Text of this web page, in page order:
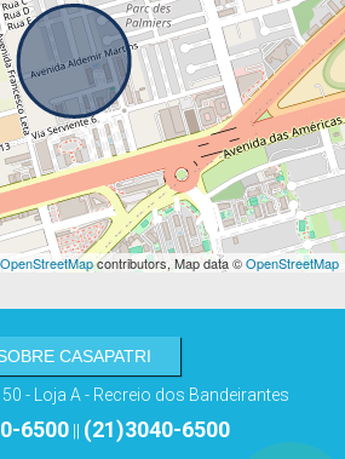
OpenStreetMapcontributors, Map data ©OpenStreetMap
CASAPATRI
- Loja A - Recreio dos Bandeirantes
6500 || (21)3040-6500